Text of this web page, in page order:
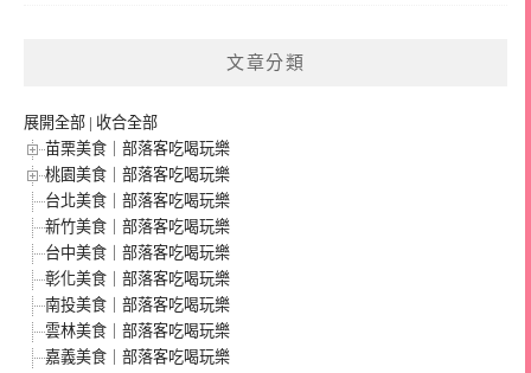
文章分類
展開全部 | 收合全部
苗栗美食｜部落客吃喝玩樂
桃園美食｜部落客吃喝玩樂
台北美食｜部落客吃喝玩樂
新竹美食｜部落客吃喝玩樂
台中美食｜部落客吃喝玩樂
彰化美食｜部落客吃喝玩樂
南投美食｜部落客吃喝玩樂
雲林美食｜部落客吃喝玩樂
嘉義美食｜部落客吃喝玩樂